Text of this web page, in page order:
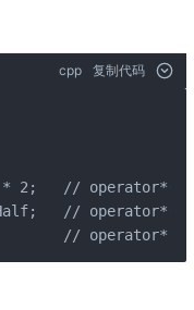
cpp 复制代码
* 2;   //
//
//